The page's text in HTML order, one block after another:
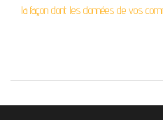
la façon dont les données de vos